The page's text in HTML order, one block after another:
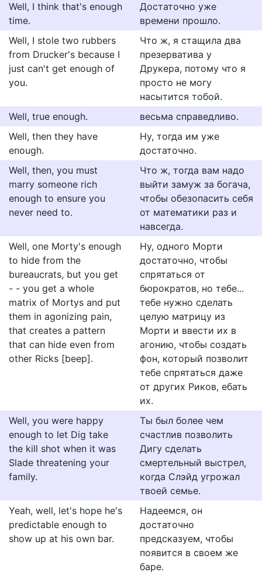
Well, I think that's enough
time.
Достаточно уже
времени прошло.
Well, I stole two rubbers
from Drucker's because I
just can't get enough of
you.
Что ж, я стащила два
презерватива у
Друкера, потому что я
просто не могу
насытится тобой.
Well, true enough.
весьма справедливо.
Well, then they have
enough.
Ну, тогда им уже
достаточно.
Well, then, you must
marry someone rich
enough to ensure you
never need to.
Что ж, тогда вам надо
выйти замуж за богача,
чтобы обезопасить себя
от математики раз и
навсегда.
Well, one Morty's enough
to hide from the
bureaucrats, but you get
- - you get a whole
matrix of Mortys and put
them in agonizing pain,
that creates a pattern
that can hide even from
other Ricks [beep].
Ну, одного Морти
достаточно, чтобы
спрятаться от
бюрократов, но тебе...
тебе нужно сделать
целую матрицу из
Морти и ввести их в
агонию, чтобы создать
фон, который позволит
тебе спрятаться даже
от других Риков, ебать
их.
Well, you were happy
enough to let Dig take
the kill shot when it was
Slade threatening your
family.
Ты был более чем
счастлив позволить
Дигу сделать
смертельный выстрел,
когда Слэйд угрожал
твоей семье.
Yeah, well, let's hope he's
predictable enough to
show up at his own bar.
Надеемся, он
достаточно
предсказуем, чтобы
появится в своем же
баре.